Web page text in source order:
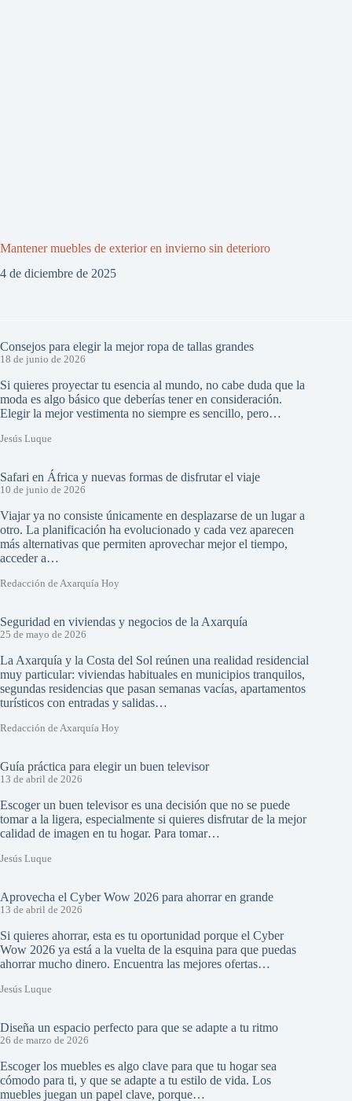
Mantener muebles de exterior en invierno sin deterioro
4 de diciembre de 2025
Consejos para elegir la mejor ropa de tallas grandes
18 de junio de 2026
Si quieres proyectar tu esencia al mundo, no cabe duda que la
moda es algo básico que deberías tener en consideración.
Elegir la mejor vestimenta no siempre es sencillo, pero…
Jesús Luque
Safari en África y nuevas formas de disfrutar el viaje
10 de junio de 2026
Viajar ya no consiste únicamente en desplazarse de un lugar a
otro. La planificación ha evolucionado y cada vez aparecen
más alternativas que permiten aprovechar mejor el tiempo,
acceder a…
Redacción de Axarquía Hoy
Seguridad en viviendas y negocios de la Axarquía
25 de mayo de 2026
La Axarquía y la Costa del Sol reúnen una realidad residencial
muy particular: viviendas habituales en municipios tranquilos,
segundas residencias que pasan semanas vacías, apartamentos
turísticos con entradas y salidas…
Redacción de Axarquía Hoy
Guía práctica para elegir un buen televisor
13 de abril de 2026
Escoger un buen televisor es una decisión que no se puede
tomar a la ligera, especialmente si quieres disfrutar de la mejor
calidad de imagen en tu hogar. Para tomar…
Jesús Luque
Aprovecha el Cyber Wow 2026 para ahorrar en grande
13 de abril de 2026
Si quieres ahorrar, esta es tu oportunidad porque el Cyber
Wow 2026 ya está a la vuelta de la esquina para que puedas
ahorrar mucho dinero. Encuentra las mejores ofertas…
Jesús Luque
Diseña un espacio perfecto para que se adapte a tu ritmo
26 de marzo de 2026
Escoger los muebles es algo clave para que tu hogar sea
cómodo para ti, y que se adapte a tu estilo de vida. Los
muebles juegan un papel clave, porque…